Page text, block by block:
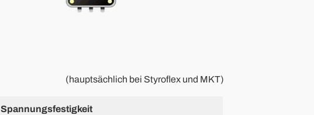
(hauptsächlich bei Styroflex und MKT)
Spannungsfestigkeit